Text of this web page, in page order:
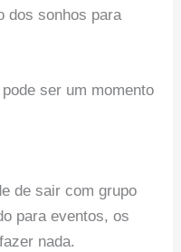
dos sonhos para
ser um momento
de sair com grupo
para eventos, os
nada.